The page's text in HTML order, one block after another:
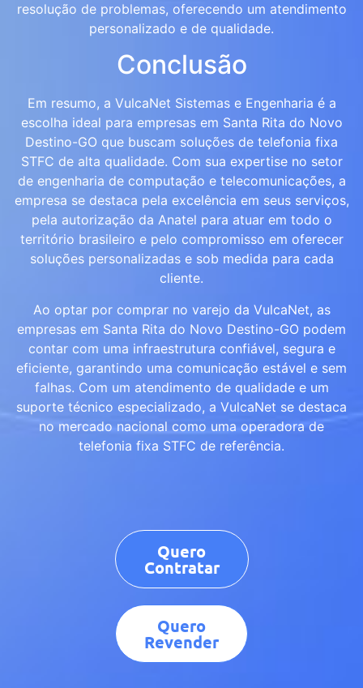
resolução de problemas, oferecendo um atendimento
personalizado e de qualidade.
Conclusão
Em resumo, a VulcaNet Sistemas e Engenharia é a
escolha ideal para empresas em Santa Rita do Novo
Destino-GO que buscam soluções de telefonia fixa
STFC de alta qualidade. Com sua expertise no setor
de engenharia de computação e telecomunicações, a
empresa se destaca pela excelência em seus serviços,
pela autorização da Anatel para atuar em todo o
território brasileiro e pelo compromisso em oferecer
soluções personalizadas e sob medida para cada
cliente.
Ao optar por comprar no varejo da VulcaNet, as
empresas em Santa Rita do Novo Destino-GO podem
contar com uma infraestrutura confiável, segura e
eficiente, garantindo uma comunicação estável e sem
falhas. Com um atendimento de qualidade e um
suporte técnico especializado, a VulcaNet se destaca
no mercado nacional como uma operadora de
telefonia fixa STFC de referência.
Quero
Contratar
Quero
Revender